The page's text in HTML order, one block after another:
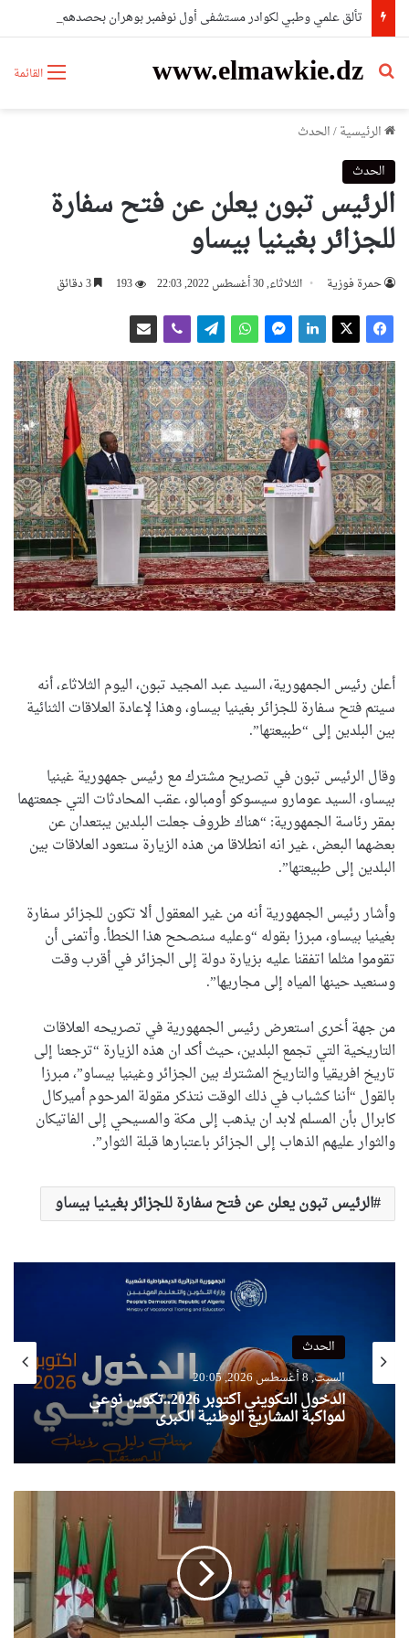
القائمة www.elmawkie.dz
بحث عن
الرئيسية/الحدث
الحدث
الرئيس تبون يعلن عن فتح سفارة
للجزائر بغينيا بيساو
حمرة فوزية الثلاثاء, 30 أغسطس 2022, 22:03 193
أعلن رئيس الجمهورية، السيد عبد المجيد تبون، اليوم الثلاثاء، أنه
سيتم فتح سفارة للجزائر بغينيا بيساو، وهذا لإعادة العلاقات الثنائية
بين البلدين إلى “طبيعتها”.
وقال الرئيس تبون في تصريح مشترك مع رئيس جمهورية غينيا
بيساو، السيد عومارو سيسوكو أومبالو، عقب المحادثات التي جمعتهما
بمقر رئاسة الجمهورية: “هناك ظروف جعلت البلدين يبتعدان عن
بعضهما البعض، غير انه انطلاقا من هذه الزيارة ستعود العلاقات بين
البلدين إلى طبيعتها”.
وأشار رئيس الجمهورية أنه من غير المعقول ألا تكون للجزائر سفارة
بغينيا بيساو، مبرزا بقوله “وعليه سنصحح هذا الخطأ. وأتمنى أن
تقوموا مثلما اتفقنا عليه بزيارة دولة إلى الجزائر في أقرب وقت
وسنعيد حينها المياه إلى مجاريها”.
من جهة أخرى استعرض رئيس الجمهورية في تصريحه العلاقات
التاريخية التي تجمع البلدين، حيث أكد ان هذه الزيارة “ترجعنا إلى
تاريخ افريقيا والتاريخ المشترك بين الجزائر وغينيا بيساو”، مبرزا
بالقول “أننا كشباب في ذلك الوقت نتذكر مقولة المرحوم أميركال
كابرال بأن المسلم لابد ان يذهب إلى مكة والمسيحي إلى الفاتيكان
والثوار عليهم الذهاب إلى الجزائر باعتبارها قبلة الثوار”.
الرئيس تبون يعلن عن فتح سفارة للجزائر بغينيا بيساو
الحدث
السبت, 8 أغسطس 2026, 20:05
الدخول التكويني أكتوبر 2026..تكوين نوعي
لمواكبة المشاريع الوطنية الكبرى
ر
س
ا
م